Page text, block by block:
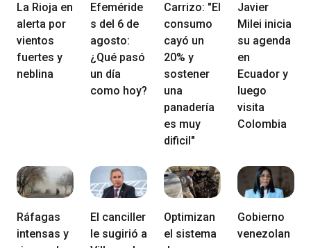
La Rioja en
alerta por
vientos
fuertes y
neblina
Efeméride
s del 6 de
agosto:
¿Qué pasó
un día
como hoy?
Carrizo: "El
consumo
cayó un
20% y
sostener
una
panadería
es muy
dificil"
Javier
Milei inicia
su agenda
en
Ecuador y
luego
visita
Colombia
Ráfagas
intensas y
El canciller
le sugirió a
Optimizan
el sistema
Gobierno
venezolan